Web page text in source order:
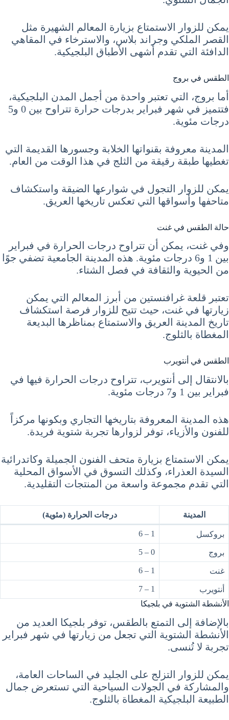
يمكن للزوار الاستمتاع بزيارة المعالم الشهيرة مثل
القصر الملكي وجراند بلاس، والاسترخاء في المقاهي
الدافئة التي تقدم أشهى الأطباق البلجيكية.
الطقس في بروج
أما بروج، التي تعتبر واحدة من أجمل المدن البلجيكية،
فتتميز في شهر فبراير بدرجات حرارة تتراوح بين 0 و5
درجات مئوية.
المدينة معروفة بقنواتها الخلابة وجسورها القديمة التي
تغطيها طبقة رقيقة من الثلج في هذا الوقت من العام.
يمكن للزوار التجول في شوارعها الضيقة واستكشاف
متاحفها وأسواقها التي تعكس تاريخها العريق.
حالة الطقس في غنت
وفي غنت، يمكن أن تتراوح درجات الحرارة في فبراير
بين 1 و6 درجات مئوية. هذه المدينة الجامعية تضفي جوًا
من الحيوية والثقافة في فصل الشتاء.
تعتبر قلعة غرافنستين من أبرز المعالم التي يمكن
زيارتها في غنت، حيث تتيح للزوار فرصة استكشاف
تاريخ المدينة العريق والاستمتاع بمناظرها البديعة
المغطاة بالثلوج.
الطقس في أنتويرب
بالانتقال إلى أنتويرب، تتراوح درجات الحرارة فيها في
فبراير بين 1 و7 درجات مئوية.
هذه المدينة المعروفة بتاريخها التجاري وبكونها مركزاً
للفنون والأزياء، توفر لزوارها تجربة شتوية فريدة.
يمكن الاستمتاع بزيارة متحف الفنون الجميلة وكاتدرائية
السيدة العذراء، وكذلك التسوق في الأسواق المحلية
التي تقدم مجموعة واسعة من المنتجات التقليدية.
المدينة درجات الحرارة (مئوية)
بروكسل 1 – 6
بروج 0 – 5
غنت 1 – 6
أنتويرب
1 – 7
الأنشطة الشتوية في بلجيكا
بالإضافة إلى التمتع بالطقس، توفر بلجيكا العديد من
الأنشطة الشتوية التي تجعل من زيارتها في شهر فبراير
تجربة لا تُنسى.
يمكن للزوار التزلج على الجليد في الساحات العامة،
والمشاركة في الجولات السياحية التي تستعرض جمال
الطبيعة البلجيكية المغطاة بالثلوج.